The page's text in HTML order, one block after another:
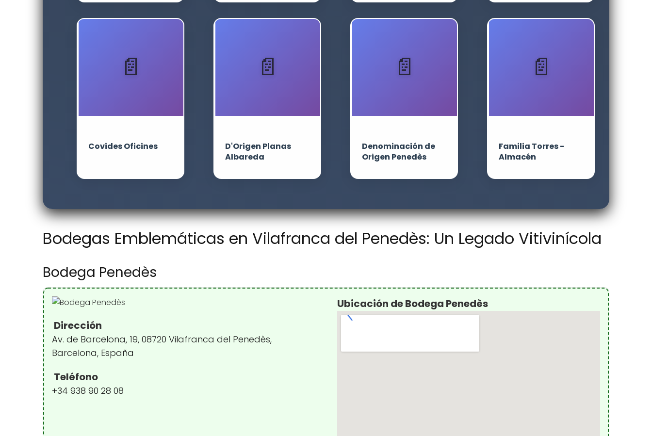
Covides Oficines
D'Origen Planas
Albareda
Denominación de
Origen Penedès
Familia Torres -
Almacén
Bodegas Emblemáticas en Vilafranca del Penedès: Un Legado Vitivinícola
Bodega Penedès
Dirección
Av. de Barcelona, 19, 08720 Vilafranca del Penedès,
Barcelona, España
Teléfono
+34 938 90 28 08
Ubicación de Bodega Penedès